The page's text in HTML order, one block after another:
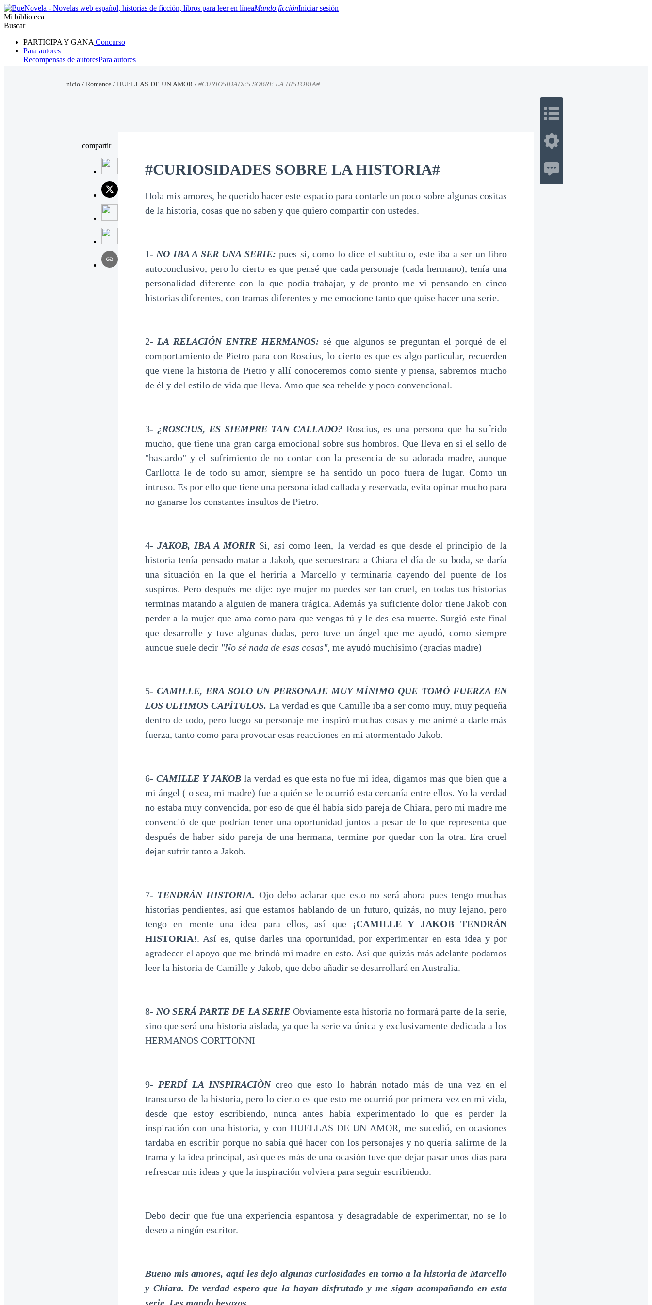
Mundo ficciónIniciar sesión
Mi biblioteca
Buscar
PARTICIPA Y GANA Concurso
Para autores
Recompensas de autoresPara autores
Ranking
Inicio / Romance / HUELLAS DE UN AMOR / #CURIOSIDADES SOBRE LA HISTORIA#
compartir
#CURIOSIDADES SOBRE LA HISTORIA#
Hola mis amores, he querido hacer este espacio para contarle un poco sobre algunas cositas
de la historia, cosas que no saben y que quiero compartir con ustedes.
1- NO IBA A SER UNA SERIE: pues si, como lo dice el subtitulo, este iba a ser un libro
autoconclusivo, pero lo cierto es que pensé que cada personaje (cada hermano), tenía una
personalidad diferente con la que podía trabajar, y de pronto me vi pensando en cinco
historias diferentes, con tramas diferentes y me emocione tanto que quise hacer una serie.
2- LA RELACIÓN ENTRE HERMANOS: sé que algunos se preguntan el porqué de el
comportamiento de Pietro para con Roscius, lo cierto es que es algo particular, recuerden
que viene la historia de Pietro y allí conoceremos como siente y piensa, sabremos mucho
de él y del estilo de vida que lleva. Amo que sea rebelde y poco convencional.
3- ¿ROSCIUS, ES SIEMPRE TAN CALLADO? Roscius, es una persona que ha sufrido
mucho, que tiene una gran carga emocional sobre sus hombros. Que lleva en si el sello de
"bastardo" y el sufrimiento de no contar con la presencia de su adorada madre, aunque
Carllotta le de todo su amor, siempre se ha sentido un poco fuera de lugar. Como un
intruso. Es por ello que tiene una personalidad callada y reservada, evita opinar mucho para
no ganarse los constantes insultos de Pietro.
4-JAKOB, IBA A MORIR Si, así como leen, la verdad es que desde el principio de la
historia tenía pensado matar a Jakob, que secuestrara a Chiara el día de su boda, se daría
una situación en la que el heriría a Marcello y terminaría cayendo del puente de los
suspiros. Pero después me dije: oye mujer no puedes ser tan cruel, en todas tus historias
terminas matando a alguien de manera trágica. Además ya suficiente dolor tiene Jakob con
perder a la mujer que ama como para que vengas tú y le des esa muerte. Surgió este final
que desarrolle y tuve algunas dudas, pero tuve un ángel que me ayudó, como siempre
aunque suele decir "No sé nada de esas cosas", me ayudó muchísimo (gracias madre)
5-CAMILLE, ERA SOLO UN PERSONAJE MUY MÍNIMO QUE TOMÓ FUERZA EN
LOS ULTIMOS CAPÌTULOS. La verdad es que Camille iba a ser como muy, muy pequeña
dentro de todo, pero luego su personaje me inspiró muchas cosas y me animé a darle más
fuerza, tanto como para provocar esas reacciones en mi atormentado Jakob.
6- CAMILLE Y JAKOB la verdad es que esta no fue mi idea, digamos más que bien que a
mi ángel ( o sea, mi madre) fue a quién se le ocurrió esta cercanía entre ellos. Yo la verdad
no estaba muy convencida, por eso de que él había sido pareja de Chiara, pero mi madre me
convenció de que podrían tener una oportunidad juntos a pesar de lo que representa que
después de haber sido pareja de una hermana, termine por quedar con la otra. Era cruel
dejar sufrir tanto a Jakob.
7- TENDRÁN HISTORIA. Ojo debo aclarar que esto no será ahora pues tengo muchas
historias pendientes, así que estamos hablando de un futuro, quizás, no muy lejano, pero
tengo en mente una idea para ellos, así que ¡CAMILLE Y JAKOB TENDRÁN
HISTORIA!. Así es, quise darles una oportunidad, por experimentar en esta idea y por
agradecer el apoyo que me brindó mi madre en esto. Así que quizás más adelante podamos
leer la historia de Camille y Jakob, que debo añadir se desarrollará en Australia.
8- NO SERÁ PARTE DE LA SERIE Obviamente esta historia no formará parte de la serie,
sino que será una historia aislada, ya que la serie va única y exclusivamente dedicada a los
HERMANOS CORTTONNI
9- PERDÍ LA INSPIRACIÒNcreo que esto lo habrán notado más de una vez en el
transcurso de la historia, pero lo cierto es que esto me ocurrió por primera vez en mi vida,
desde que estoy escribiendo, nunca antes había experimentado lo que es perder la
inspiración con una historia, y con HUELLAS DE UN AMOR, me sucedió, en ocasiones
tardaba en escribir porque no sabía qué hacer con los personajes y no quería salirme de la
trama y la idea principal, así que es más de una ocasión tuve que dejar pasar unos días para
refrescar mis ideas y que la inspiración volviera para seguir escribiendo.
Debo decir que fue una experiencia espantosa y desagradable de experimentar, no se lo
deseo a ningún escritor.
Bueno mis amores, aquí les dejo algunas curiosidades en torno a la historia de Marcello
y Chiara. De verdad espero que la hayan disfrutado y me sigan acompañando en esta
serie. Les mando besazos.